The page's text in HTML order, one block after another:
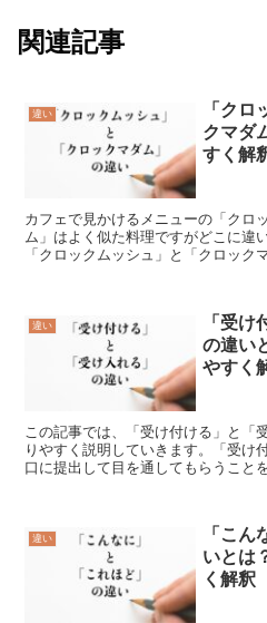
関連記事
違い
「クロ
クマダ
すく解
カフェで見かけるメニューの「クロ
ム」はよく似た料理ですがどこに違
「クロックムッシュ」と「クロック
違い
「受け
の違い
やすく
この記事では、「受け付ける」と「
りやすく説明していきます。「受け
口に提出して目を通してもらうこと
違い
「こ
いとは
く解釈